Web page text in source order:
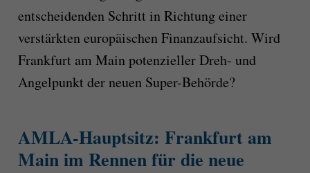
entscheidenden Schritt in Richtung einer
verstärkten europäischen Finanzaufsicht. Wird
Frankfurt am Main potenzieller Dreh- und
Angelpunkt der neuen Super-Behörde?
AMLA-Hauptsitz: Frankfurt am
Main im Rennen für die neue